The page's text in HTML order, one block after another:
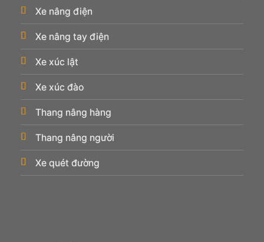
Xe nâng điện
Xe nâng tay điện
Xe xúc lật
Xe xúc đào
Thang nâng hàng
Thang nâng người
Xe quét đường